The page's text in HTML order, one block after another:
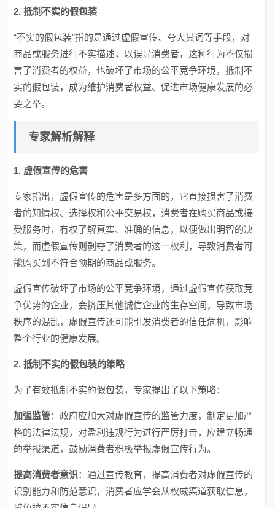
2. 抵制不实的假包装
“不实的假包装”指的是通过虚假宣传、夸大其词等手段，对
商品或服务进行不实描述，以误导消费者，这种行为不仅损
害了消费者的权益，也破坏了市场的公平竞争环境，抵制不
实的假包装，成为维护消费者权益、促进市场健康发展的必
要之举。
专家解析解释
1. 虚假宣传的危害
专家指出，虚假宣传的危害是多方面的，它直接损害了消费
者的知情权、选择权和公平交易权，消费者在购买商品或接
受服务时，有权了解真实、准确的信息，以便做出明智的决
策，而虚假宣传则剥夺了消费者的这一权利，导致消费者可
能购买到不符合预期的商品或服务。
虚假宣传破坏了市场的公平竞争环境，通过虚假宣传获取竞
争优势的企业，会挤压其他诚信企业的生存空间，导致市场
秩序的混乱，虚假宣传还可能引发消费者的信任危机，影响
整个行业的健康发展。
2. 抵制不实的假包装的策略
为了有效抵制不实的假包装，专家提出了以下策略：
加强监管：政府应加大对虚假宣传的监管力度，制定更加严
格的法律法规，对盈利违规行为进行严厉打击，应建立畅通
的举报渠道，鼓励消费者积极举报虚假宣传行为。
提高消费者意识：通过宣传教育，提高消费者对虚假宣传的
识别能力和防范意识，消费者应学会从权威渠道获取信息，